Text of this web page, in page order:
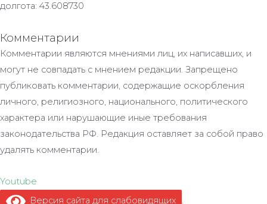
долгота: 43.608730
Комментарии
Комментарии являются мнениями лиц, их написавших, и
могут не совпадать с мнением редакции. Запрещено
публиковать комментарии, содержащие оскорбления
личного, религиозного, национального, политического
характера или нарушающие иные требования
законодательства РФ. Редакция оставляет за собой право
удалять комментарии.
Youtube
Версия сайта для слабовидящих
.